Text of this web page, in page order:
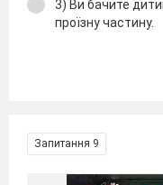
3) Ви бачите
проїзну частину.
Запитання 9